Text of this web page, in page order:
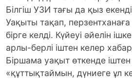
Білгіш УЗИ тағы да қыз
Уақыты тақап,
бірге келді. Күйеуі әйелін
арлы-берлі іштен келер
Біршама уақыт өткенде
«құттықтаймын, дүниеге ұл